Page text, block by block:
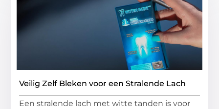
Veilig Zelf Bleken voor een Stralende Lach
Een stralende lach met witte tanden is voor